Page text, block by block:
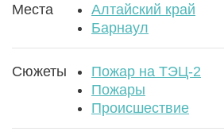
Места
Алтайский край
Барнаул
Сюжеты
Пожар на ТЭЦ-2
Пожары
Происшествие